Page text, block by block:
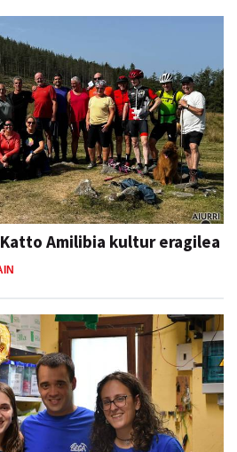
Amilibia kultur eragilea